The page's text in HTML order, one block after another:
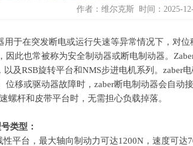
作者：维尔克斯 时间：2025-
用于在突发断电或运行失速等异常情况下，对
因此也常被称为安全制动器或断电制动器。
及RSB旋转平台和NMS步进电机系列。 zaber
位移或驱动器故障时， zaber断电制动器会自动
螺杆和皮带平台时，无需担心负载掉落。
类型：
性平台，最大轴向制动力可达1200N ，速度可达